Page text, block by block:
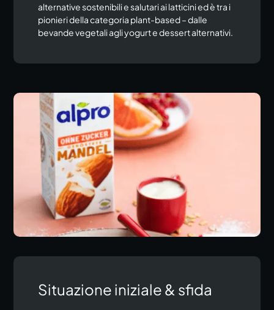
alternative sostenibili e salutari ai latticini ed è tra i
pionieri della categoria plant-based – dalle
bevande vegetali agli yogurt e dessert alternativi.
Situazione iniziale & sfida